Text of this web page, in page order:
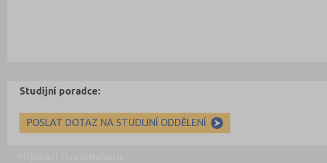
Studijní poradce:
POSLAT DOTAZ NA STUDIJNÍ ODDĚLENÍ